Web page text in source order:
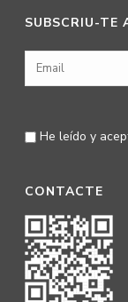
SUBSCRIU-TE
He leído y
CONTACTE